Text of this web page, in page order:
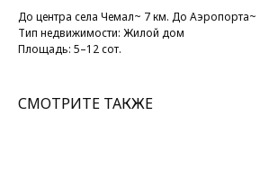
До центра села Чемал~ 7 км. До Аэропорта~
Тип недвижимости: Жилой дом
Площадь: 5–12 сот.
СМОТРИТЕ ТАКЖЕ